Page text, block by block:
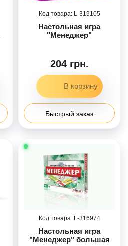
319105
Настольная игра
"Менеджер"
204 грн.
Быстрый заказ
316974
Настольная игра
"Менеджер" большая